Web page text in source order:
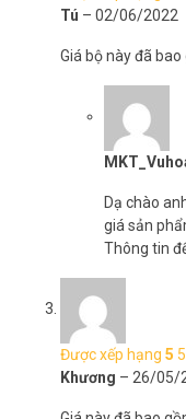
Tú – 02/06/2022
Giá bộ này đã
Dạ chào
giá sản
Thông tin
Được xếp hạng 5
Khương – 26/05/